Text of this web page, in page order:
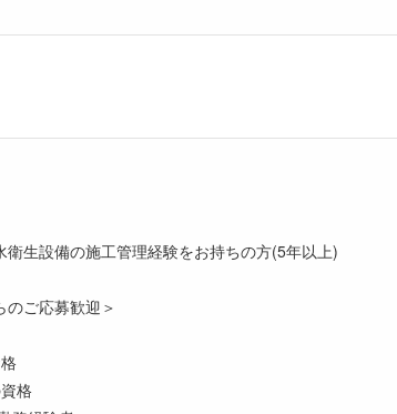
生設備の施工管理経験をお持ちの方(5年以上)
ご応募歓迎＞
格